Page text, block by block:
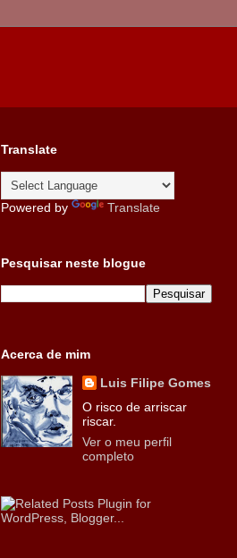
Translate
Powered by Translate
Pesquisar neste blogue
Acerca de mim
Luis Filipe Gomes
O risco de arriscar
riscar.
Ver o meu perfil
completo